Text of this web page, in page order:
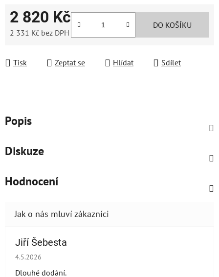
2 820 Kč
2 331 Kč bez DPH
DO KOŠÍKU
Tisk Zeptat se Hlídat Sdílet
Popis
Diskuze
Hodnocení
Jiří Šebesta
Hodnocení obchodu je 2 z 5 hvězdiček.
4.5.2026
Dlouhé dodání.